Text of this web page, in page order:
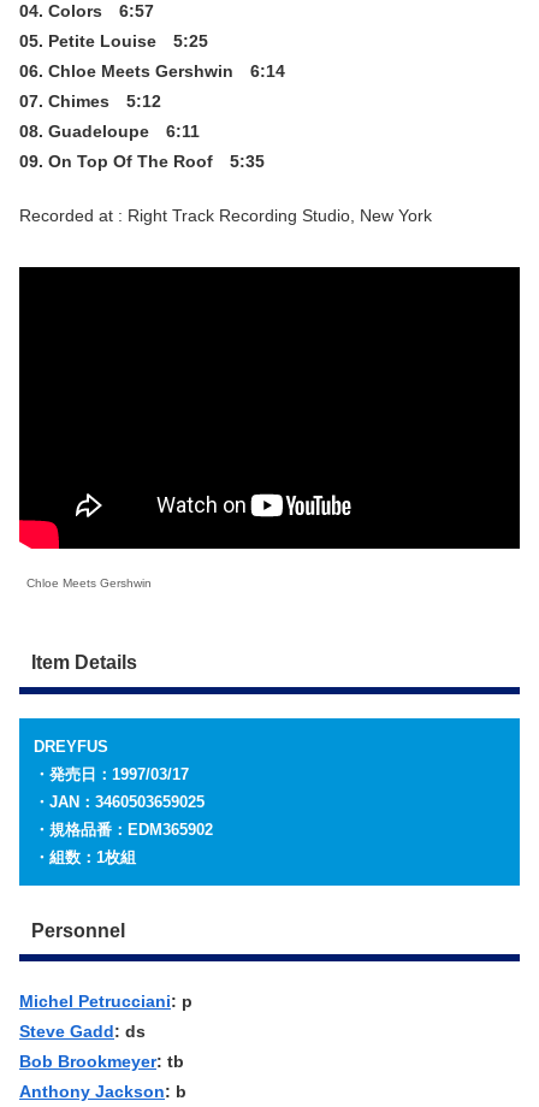
04. Colors 6:57
05. Petite Louise 5:25
06. Chloe Meets Gershwin 6:14
07. Chimes 5:12
08. Guadeloupe 6:11
09. On Top Of The Roof 5:35
Recorded at : Right Track Recording Studio, New York
Chloe Meets Gershwin
Item Details
DREYFUS
・発売日：1997/03/17
・JAN：3460503659025
・規格品番：EDM365902
・組数：1枚組
Personnel
Michel Petrucciani: p
Steve Gadd: ds
Bob Brookmeyer: tb
Anthony Jackson: b